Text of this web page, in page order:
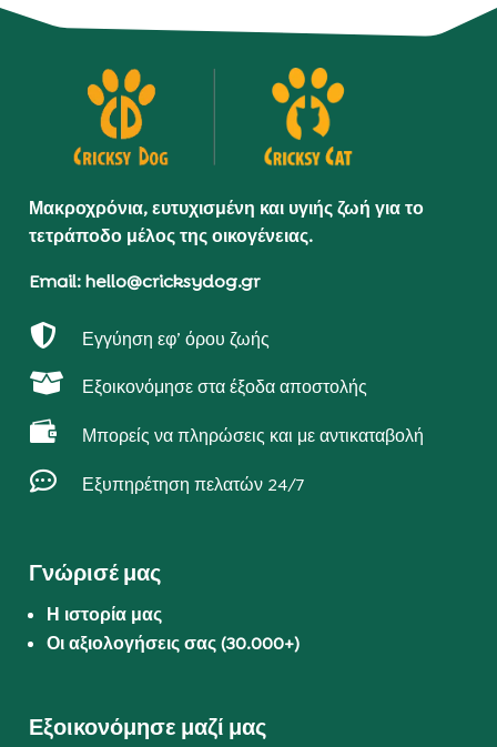
Μακροχρόνια, ευτυχισμένη και υγιής ζωή για το
τετράποδο μέλος της οικογένειας.
Email: hello@cricksydog.gr
 Εγγύηση εφ’ όρου ζωής
 Εξοικονόμησε στα έξοδα αποστολής
 Μπορείς να πληρώσεις και με αντικαταβολή
 Εξυπηρέτηση πελατών 24/7
Γνώρισέ μας
Η ιστορία μας
Οι αξιολογήσεις σας (30.000+)
Εξοικονόμησε μαζί μας